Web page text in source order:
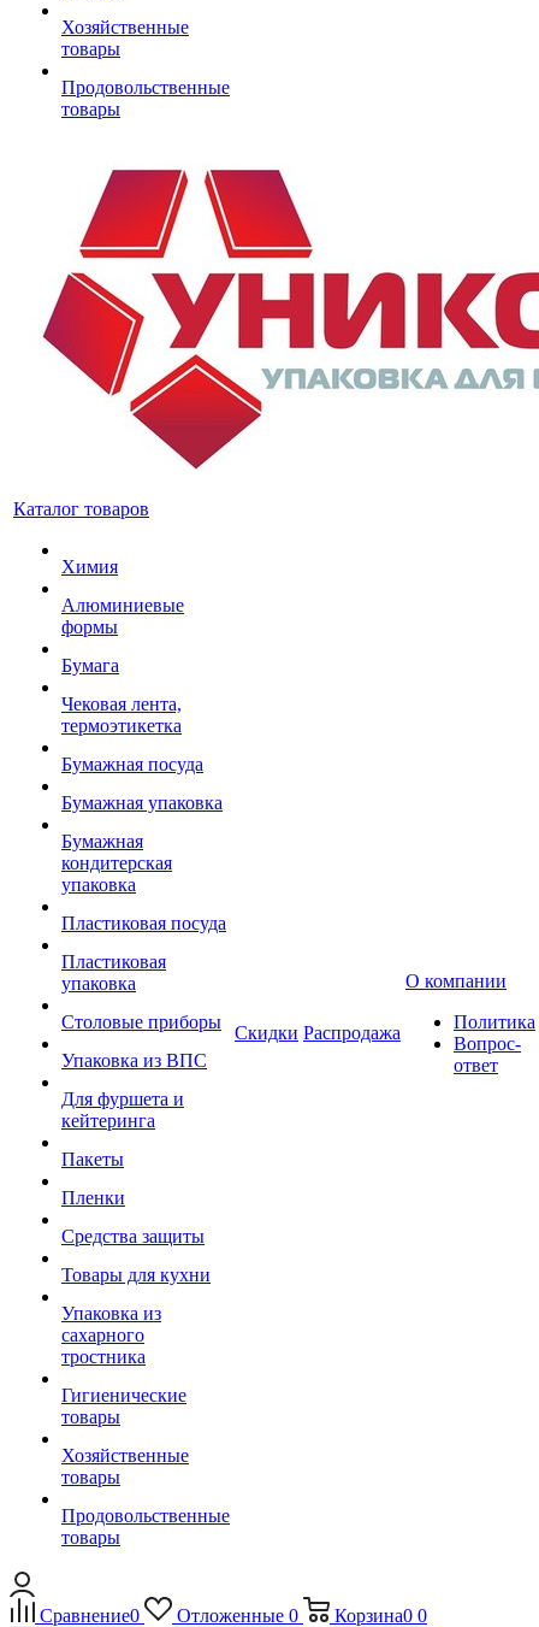
Хозяйственные
товары
Продовольственные
товары
Каталог товаров
Химия
Алюминиевые
формы
Бумага
Чековая лента,
термоэтикетка
Бумажная посуда
Бумажная упаковка
Бумажная
кондитерская
упаковка
Пластиковая посуда
Пластиковая
упаковка
Столовые приборы
Упаковка из ВПС
Для фуршета и
кейтеринга
Пакеты
Пленки
Средства защиты
Товары для кухни
Упаковка из
сахарного
тростника
Гигиенические
товары
Хозяйственные
товары
Продовольственные
товары
Скидки Распродажа
О компании
Политика
Вопрос-
ответ
Сравнение0 Отложенные 0 Корзина0 0